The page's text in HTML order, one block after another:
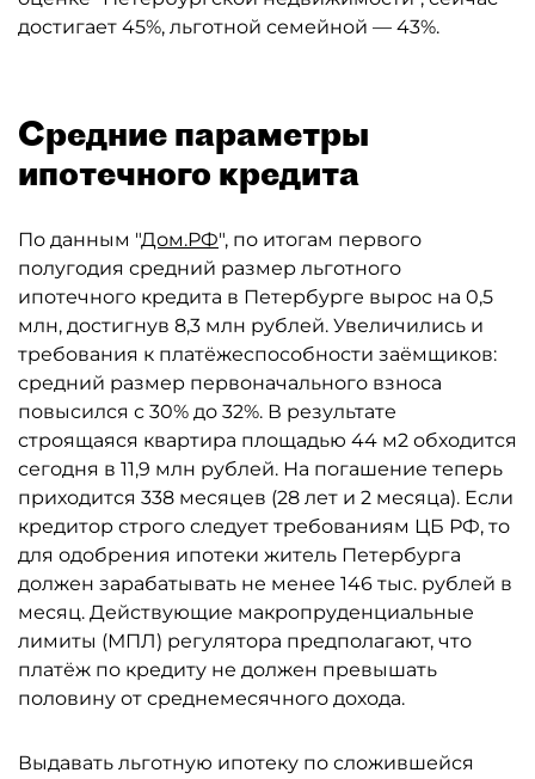
достигает 45%, льготной семейной — 43%.
Средние параметры
ипотечного кредита
По данным "Дом.РФ", по итогам первого
полугодия средний размер льготного
ипотечного кредита в Петербурге вырос на 0,5
млн, достигнув 8,3 млн рублей. Увеличились и
требования к платёжеспособности заёмщиков:
средний размер первоначального взноса
повысился с 30% до 32%. В результате
строящаяся квартира площадью 44 м2 обходится
сегодня в 11,9 млн рублей. На погашение теперь
приходится 338 месяцев (28 лет и 2 месяца). Если
кредитор строго следует требованиям ЦБ РФ, то
для одобрения ипотеки житель Петербурга
должен зарабатывать не менее 146 тыс. рублей в
месяц. Действующие макропруденциальные
лимиты (МПЛ) регулятора предполагают, что
платёж по кредиту не должен превышать
половину от среднемесячного дохода.
Выдавать льготную ипотеку по сложившейся